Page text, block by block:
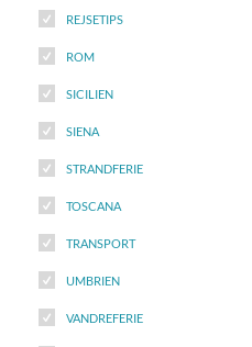
REJSETIPS
ROM
SICILIEN
SIENA
STRANDFERIE
TOSCANA
TRANSPORT
UMBRIEN
VANDREFERIE